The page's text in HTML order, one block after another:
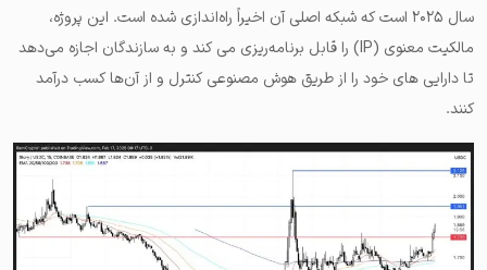
سال ۲۰۲۵ است که شبکه اصلی آن اخیراً راه‌اندازی شده است. این پروژه،
مالکیت معنوی (IP) را قابل برنامه‌ریزی می کند و به سازندگان اجازه می‌دهد
تا دارایی های خود را از طریق هوش مصنوعی کنترل و از آن‌ها کسب درآمد
کنند.